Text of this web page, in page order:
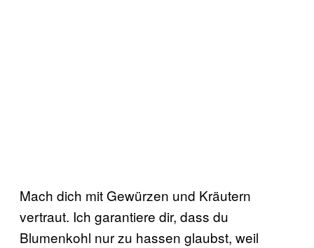
Mach dich mit Gewürzen und Kräutern
vertraut. Ich garantiere dir, dass du
Blumenkohl nur zu hassen glaubst, weil